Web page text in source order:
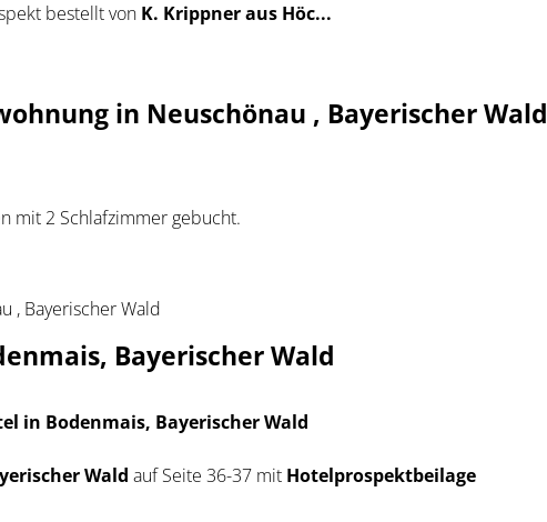
bestellt von K. Krippner aus Höc...
in Neuschönau , Bayerischer Wald
mit 2 Schlafzimmer gebucht.
, Bayerischer Wald
Bayerischer Wald
in Bodenmais, Bayerischer Wald
Wald auf Seite 36-37 mit Hotelprospektbeilage